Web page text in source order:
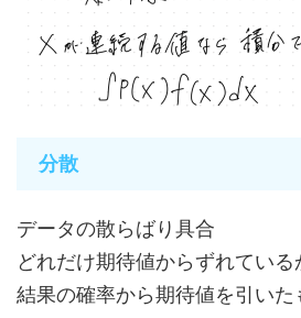
分散
データの散らばり具合
どれだけ期待値からずれてい
結果の確率から期待値を引い